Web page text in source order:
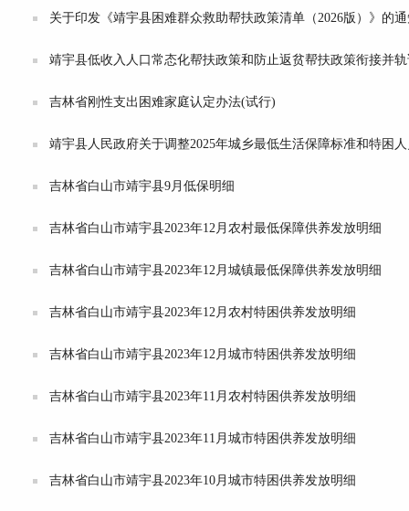
关于印发《靖宇县困难群众救助帮扶政策清单（2026版）》的
靖宇县低收入人口常态化帮扶政策和防止返贫帮扶政策衔接并
吉林省刚性支出困难家庭认定办法(试行)
靖宇县人民政府关于调整2025年城乡最低生活保障标准和特困
吉林省白山市靖宇县9月低保明细
吉林省白山市靖宇县2023年12月农村最低保障供养发放明细
吉林省白山市靖宇县2023年12月城镇最低保障供养发放明细
吉林省白山市靖宇县2023年12月农村特困供养发放明细
吉林省白山市靖宇县2023年12月城市特困供养发放明细
吉林省白山市靖宇县2023年11月农村特困供养发放明细
吉林省白山市靖宇县2023年11月城市特困供养发放明细
吉林省白山市靖宇县2023年10月城市特困供养发放明细